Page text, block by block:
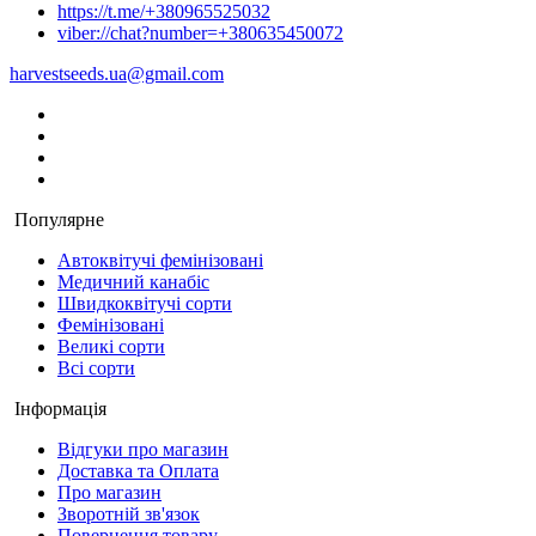
https://t.me/+380965525032
viber://chat?number=+380635450072
harvestseeds.ua@gmail.com
Популярне
Автоквітучі фемінізовані
Медичний канабіс
Швидкоквітучі сорти
Фемінізовані
Великі сорти
Всі сорти
Інформація
Відгуки про магазин
Доставка та Оплата
Про магазин
Зворотній зв'язок